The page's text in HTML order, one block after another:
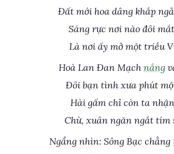
Đất mới hoa dâng khắp
Sáng rực nơi nào đôi
Là nơi ấy mở một triều
Hoà Lan Đan Mạch nắng
Đôi bạn tình xưa phút
Hài gấm chỉ còn ta
Chừ, xuân ngăn ngắt tím
Ngẩng nhìn: Sông Bạc chẳng